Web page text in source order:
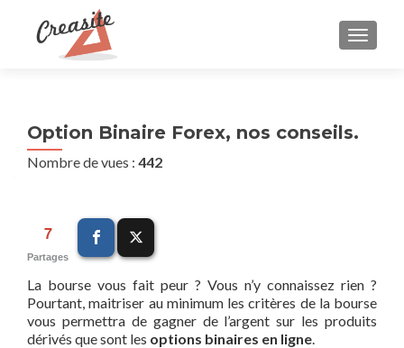
Option Binaire Forex, nos conseils.
Nombre de vues : 442
7
Partages
La bourse vous fait peur ? Vous n’y connaissez rien ?
Pourtant, maitriser au minimum les critères de la bourse
vous permettra de gagner de l’argent sur les produits
dérivés que sont les options binaires en ligne.